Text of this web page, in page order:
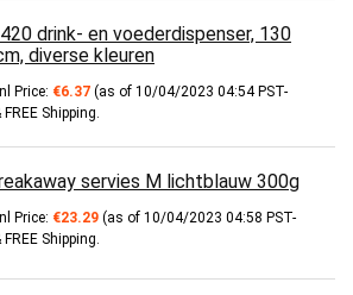
drink- en voederdispenser, 130
diverse kleuren
Price: €6.37 (as of 10/04/2023 04:54 PST-
FREE Shipping
servies M lichtblauw 300g
Price: €23.29 (as of 10/04/2023 04:58 PST-
FREE Shipping